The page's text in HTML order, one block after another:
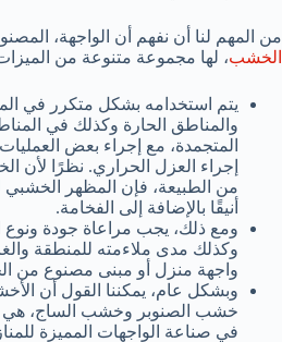
من المهم لنا أن نفهم أن الواجهة،
الخشب، لها مجموعة متنوعة من
يتم استخدامه بشكل متكرر في
والمناطق الحارة وكذلك في
المتجمدة، مع إجراء بعض
إجراء العزل الحراري. نظرًا
من الطبيعة، فإن المظهر الخشبي
أنيقًا بالإضافة إلى الفخامة.
ومع ذلك، يجب مراعاة جودة
وكذلك مدى ملاءمته للمنطقة
واجهة منزل أو مبنى مصنوع من
وبشكل عام، يمكننا القول أن
خشب الصنوبر وخشب الساج، هي
في صناعة الواجهات المميزة